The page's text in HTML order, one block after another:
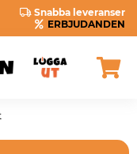
Snabba leveranser
ERBJUDANDEN